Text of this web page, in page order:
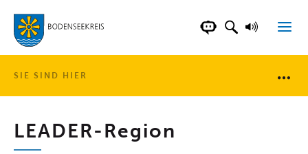
LANDKREISCHATBOT DER
SUCHFELD
SIE SIND HIER
LEADER-Region